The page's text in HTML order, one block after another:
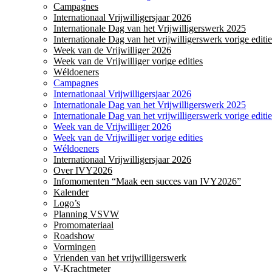
Campagnes
Internationaal Vrijwilligersjaar 2026
Internationale Dag van het Vrijwilligerswerk 2025
Internationale Dag van het vrijwilligerswerk vorige
Week van de Vrijwilliger 2026
Week van de Vrijwilliger vorige edities
Wéldoeners
Campagnes
Internationaal Vrijwilligersjaar 2026
Internationale Dag van het Vrijwilligerswerk 2025
Internationale Dag van het vrijwilligerswerk vorige
Week van de Vrijwilliger 2026
Week van de Vrijwilliger vorige edities
Wéldoeners
Internationaal Vrijwilligersjaar 2026
Over IVY2026
Infomomenten “Maak een succes van IVY2026”
Kalender
Logo’s
Planning VSVW
Promomateriaal
Roadshow
Vormingen
Vrienden van het vrijwilligerswerk
V-Krachtmeter